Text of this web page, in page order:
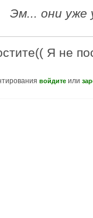
Эм... они уже
Я не
войдите или